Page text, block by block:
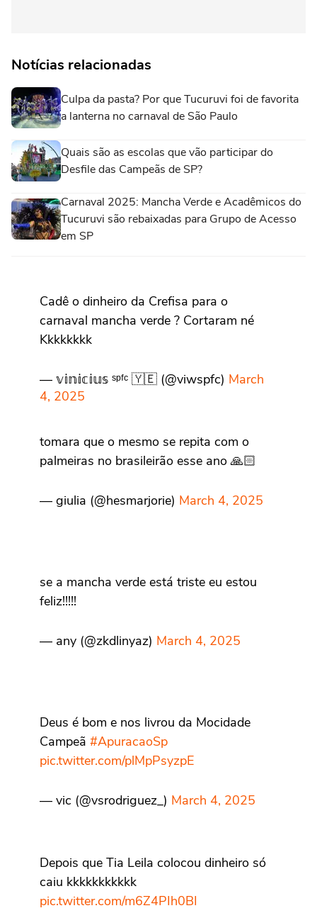
Notícias relacionadas
Culpa da pasta? Por que Tucuruvi foi de favorita
a lanterna no carnaval de São Paulo
Quais são as escolas que vão participar do
Desfile das Campeãs de SP?
Carnaval 2025: Mancha Verde e Acadêmicos do
Tucuruvi são rebaixadas para Grupo de Acesso
em SP
Cadê o dinheiro da Crefisa para o
carnaval mancha verde ? Cortaram né
Kkkkkkkk
— 𝕧𝕚𝕟𝕚𝕔𝕚𝕦𝕤 ˢᵖᶠᶜ 🇾🇪 (@viwspfc) March
4, 2025
tomara que o mesmo se repita com o
palmeiras no brasileirão esse ano 🙏🏻
— giulia (@hesmarjorie) March 4, 2025
se a mancha verde está triste eu estou
feliz!!!!!
— any (@zkdlinyaz) March 4, 2025
Deus é bom e nos livrou da Mocidade
Campeã #ApuracaoSp
pic.twitter.com/plMpPsyzpE
— vic (@vsrodriguez_) March 4, 2025
Depois que Tia Leila colocou dinheiro só
caiu kkkkkkkkkkk
pic.twitter.com/m6Z4PIh0BI